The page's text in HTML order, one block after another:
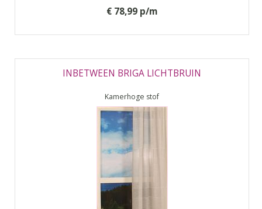
€ 78,99 p/m
INBETWEEN BRIGA LICHTBRUIN
Kamerhoge stof